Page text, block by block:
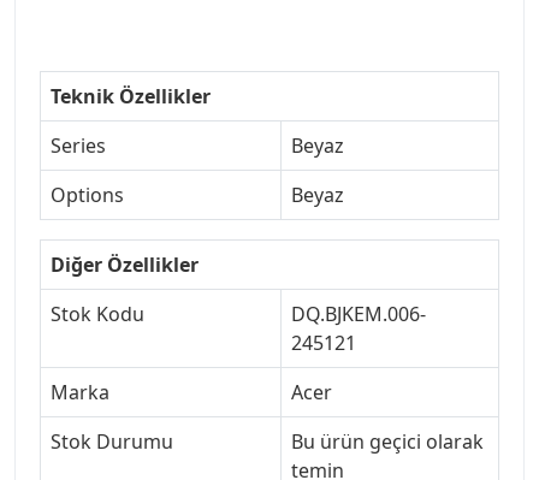
Teknik Özellikler
Series
Beyaz
Options
Beyaz
Diğer Özellikler
Stok Kodu
DQ.BJKEM.006-
245121
Marka
Acer
Stok Durumu
Bu ürün geçici olarak
temin